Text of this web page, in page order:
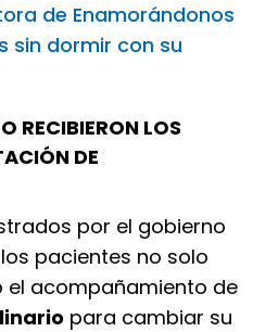
de Enamorándonos
sin dormir con su
RECIBIERON LOS
DE
por el gobierno
pacientes no solo
el acompañamiento de
para cambiar su